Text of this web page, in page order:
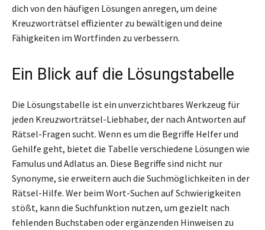
dich von den häufigen Lösungen anregen, um deine
Kreuzworträtsel effizienter zu bewältigen und deine
Fähigkeiten im Wortfinden zu verbessern.
Ein Blick auf die Lösungstabelle
Die Lösungstabelle ist ein unverzichtbares Werkzeug für
jeden Kreuzworträtsel-Liebhaber, der nach Antworten auf
Rätsel-Fragen sucht. Wenn es um die Begriffe Helfer und
Gehilfe geht, bietet die Tabelle verschiedene Lösungen wie
Famulus und Adlatus an. Diese Begriffe sind nicht nur
Synonyme, sie erweitern auch die Suchmöglichkeiten in der
Rätsel-Hilfe. Wer beim Wort-Suchen auf Schwierigkeiten
stößt, kann die Suchfunktion nutzen, um gezielt nach
fehlenden Buchstaben oder ergänzenden Hinweisen zu